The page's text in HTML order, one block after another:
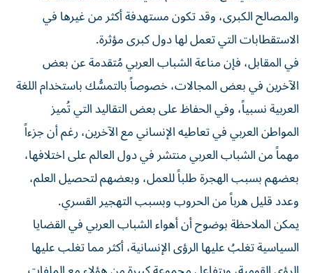
والمصالح الكبرى، وقد تكون مستهدفة أكثر من غيرها في
الاستقطابات التي تعمل لها دول كبرى مؤثرة.
في المقابل، فإن مناعة الشباب العربي مُتقدمة عن بعض
الآخرين في بعض المجالات، خصوصاً بالتمسُّك باستخدام اللغة
العربية نسبياً، وفي الحفاظ على بعض التقاليد التي تُميز
المواطن العربي في تعاطيه الإنساني مع الآخرين، رغم أن جزءاً
مهماً من الشباب العربي منتشر في دول العالم على اختلافها،
بعضهم بسبب الهجرة طلباً للعمل، وبعضهم لتحصيل العلم،
وعدد قليل هرباً من الحروب وبسبب التهجير القسري.
يمكن الملاحظة بوضوح أن أهواء الشباب العربي في القضايا
السياسية تغلبُ عليها الرؤى الإنسانية، أكثر مما تغلب عليها